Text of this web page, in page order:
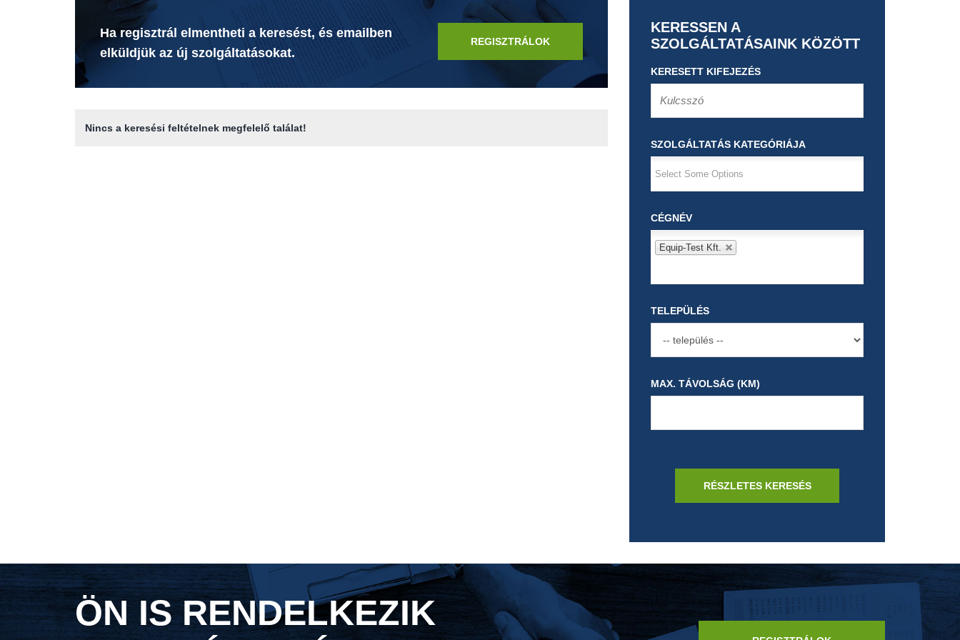
Ha regisztrál elmentheti a keresést, és emailben
elküldjük az új szolgáltatásokat.
REGISZTRÁLOK
Nincs a keresési feltételnek megfelelő találat!
KERESSEN A
SZOLGÁLTATÁSAINK KÖZÖTT
KERESETT KIFEJEZÉS
SZOLGÁLTATÁS KATEGÓRIÁJA
CÉGNÉV
Equip-Test Kft.
TELEPÜLÉS
MAX. TÁVOLSÁG (KM)
ÖN IS RENDELKEZIK